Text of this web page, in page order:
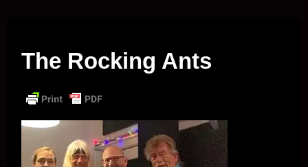
The Rocking Ants